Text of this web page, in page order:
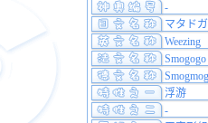
-
マタド
Weezing
Smogogo
Smogmog
浮游
-